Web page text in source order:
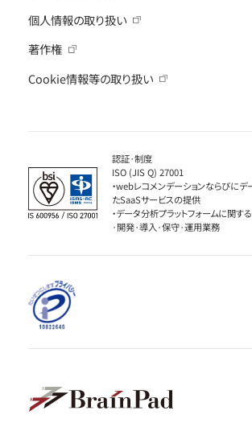
個人情報の取り扱い
著作権
Cookie情報等の取り扱い
認証·制度
ISO (JIS Q) 27001
・webレコメンデーションならびに
たSaaSサービスの提供
・データ分析プラットフォームに関
·開発·導入·保守·運用業務